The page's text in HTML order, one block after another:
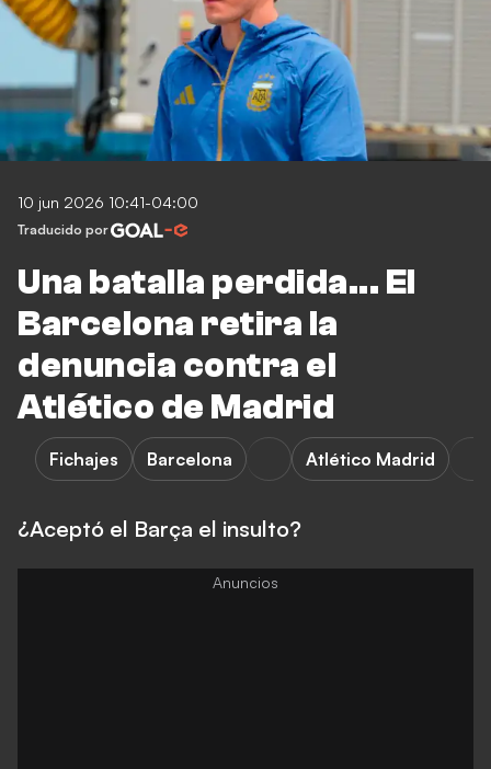
10 jun 2026 10:41-04:00
Traducido por
Una batalla perdida... El
Barcelona retira la
denuncia contra el
Atlético de Madrid
Fichajes Barcelona Atlético Madrid
¿Aceptó el Barça el insulto?